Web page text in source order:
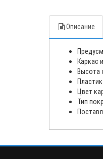
Описание
Каркас
Высота
Цвет
Тип